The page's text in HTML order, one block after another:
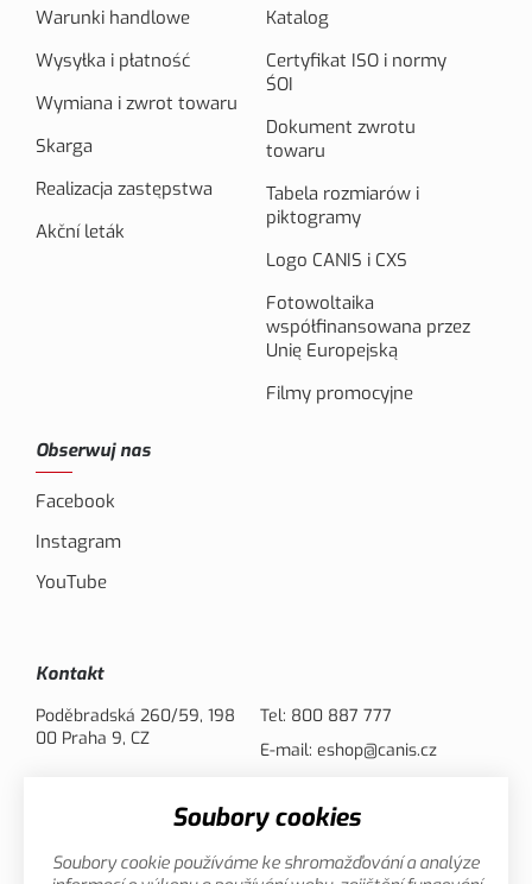
Warunki handlowe
Wysyłka i płatność
Wymiana i zwrot towaru
Skarga
Realizacja zastępstwa
Akční leták
Katalog
Certyfikat ISO i normy
ŚOI
Dokument zwrotu
towaru
Tabela rozmiarów i
piktogramy
Logo CANIS i CXS
Fotowoltaika
współfinansowana przez
Unię Europejską
Filmy promocyjne
Obserwuj nas
Facebook
Instagram
YouTube
Kontakt
Poděbradská 260/59, 198
00 Praha 9, CZ
Tel: 800 887 777
E-mail: eshop@canis.cz
Soubory cookies
Soubory cookie používáme ke shromažďování a analýze